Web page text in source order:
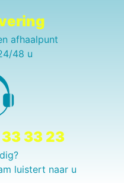
afhaalpunt
48 u
33 23
luistert naar u